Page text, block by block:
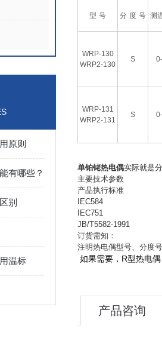
原则
有哪些？
别
温标
型 号 分 度 号 测
WRP-130
WRP2-130
S
WRP-131
WRP2-131
S
单铂铑热电偶实际就是
主要技术参数
产品执行标准
IEC584
IEC751
JB/T5582-1991
订货需知：
注明热电偶型号、分度
如果需要， R型热电偶
产品咨询